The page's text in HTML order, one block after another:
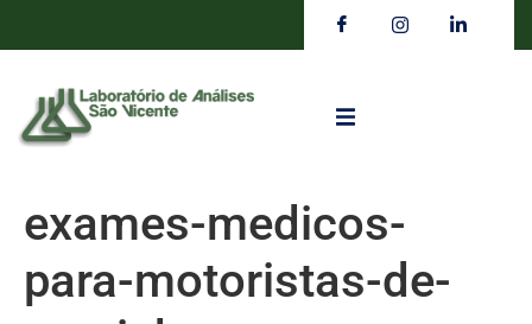
exames-medicos-
para-motoristas-de-